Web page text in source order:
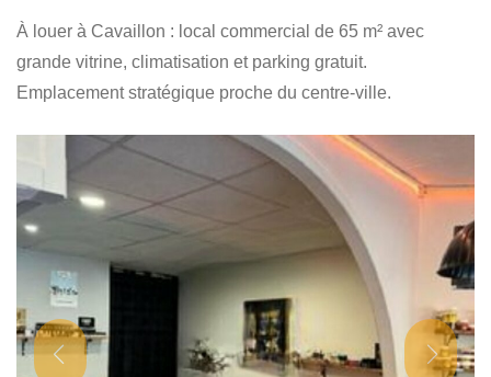
À louer à Cavaillon : local commercial de 65 m² avec
grande vitrine, climatisation et parking gratuit.
Emplacement stratégique proche du centre-ville.